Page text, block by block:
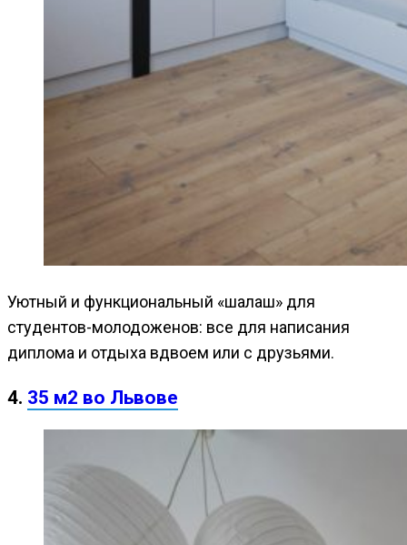
Уютный и функциональный «шалаш» для
студентов-молодоженов: все для написания
диплома и отдыха вдвоем или с друзьями.
4. 35 м2 во Львове